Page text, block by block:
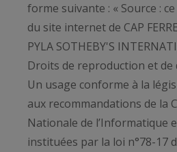
forme suivante : « Source :
du site internet de CAP
PYLA SOTHEBY'S
Droits de reproduction et de
Un usage conforme à la
aux recommandations de la
Nationale de l’Informatique
instituées par la loi n°78-17